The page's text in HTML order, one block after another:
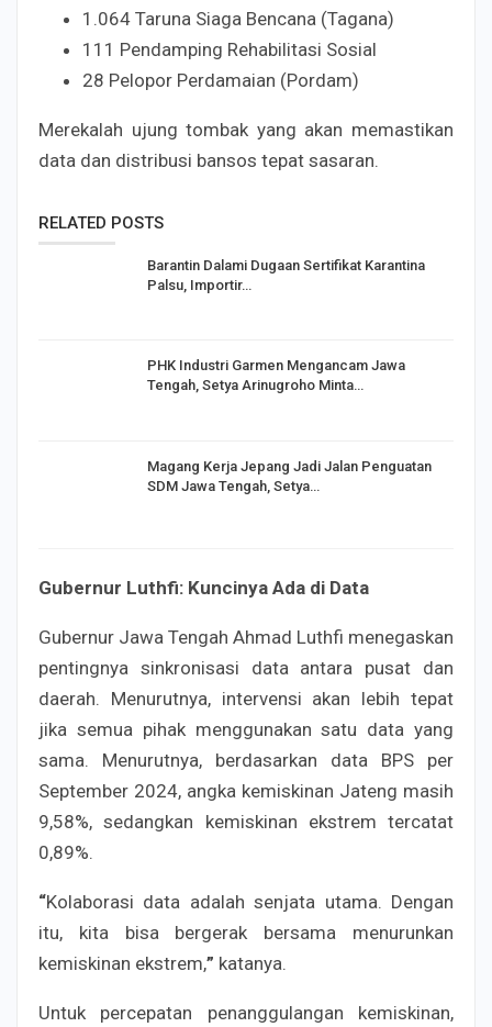
1.064 Taruna Siaga Bencana (Tagana)
111 Pendamping Rehabilitasi Sosial
28 Pelopor Perdamaian (Pordam)
Merekalah ujung tombak yang akan memastikan
data dan distribusi bansos tepat sasaran.
RELATED POSTS
Barantin Dalami Dugaan Sertifikat Karantina
Palsu, Importir…
PHK Industri Garmen Mengancam Jawa
Tengah, Setya Arinugroho Minta…
Magang Kerja Jepang Jadi Jalan Penguatan
SDM Jawa Tengah, Setya…
Gubernur Luthfi: Kuncinya Ada di Data
Gubernur Jawa Tengah Ahmad Luthfi menegaskan
pentingnya sinkronisasi data antara pusat dan
daerah. Menurutnya, intervensi akan lebih tepat
jika semua pihak menggunakan satu data yang
sama. Menurutnya, berdasarkan data BPS per
September 2024, angka kemiskinan Jateng masih
9,58%, sedangkan kemiskinan ekstrem tercatat
0,89%.
“Kolaborasi data adalah senjata utama. Dengan
itu, kita bisa bergerak bersama menurunkan
kemiskinan ekstrem,” katanya.
Untuk percepatan penanggulangan kemiskinan,